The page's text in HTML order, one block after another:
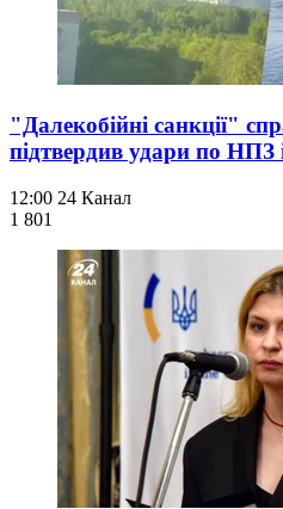
"Далекобійні санкції"
підтвердив удари по НПЗ
12:00 24 Канал
1 801